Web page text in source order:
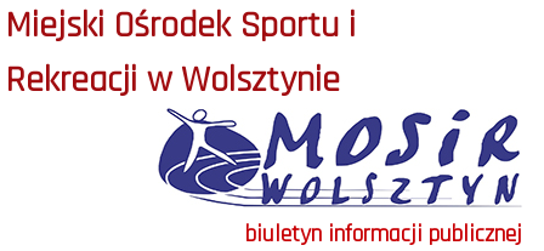
Miejski Ośrodek Sportu i
Rekreacji w Wolsztynie
biuletyn informacji publicznej